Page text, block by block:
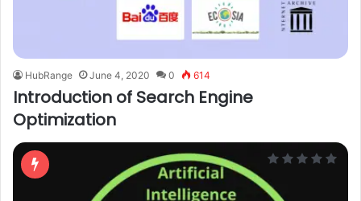
HubRange June 4, 2020 0 614
Introduction of Search Engine
Optimization